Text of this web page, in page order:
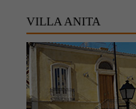
VILLA ANITA